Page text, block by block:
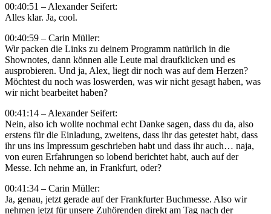
00:40:51 – Alexander Seifert:
Alles klar. Ja, cool.
00:40:59 – Carin Müller:
Wir packen die Links zu deinem Programm natürlich in die
Shownotes, dann können alle Leute mal draufklicken und es
ausprobieren. Und ja, Alex, liegt dir noch was auf dem Herzen?
Möchtest du noch was loswerden, was wir nicht gesagt haben, was
wir nicht bearbeitet haben?
00:41:14 – Alexander Seifert:
Nein, also ich wollte nochmal echt Danke sagen, dass du da, also
erstens für die Einladung, zweitens, dass ihr das getestet habt, dass
ihr uns ins Impressum geschrieben habt und dass ihr auch… naja,
von euren Erfahrungen so lobend berichtet habt, auch auf der
Messe. Ich nehme an, in Frankfurt, oder?
00:41:34 – Carin Müller:
Ja, genau, jetzt gerade auf der Frankfurter Buchmesse. Also wir
nehmen jetzt für unsere Zuhörenden direkt am Tag nach der